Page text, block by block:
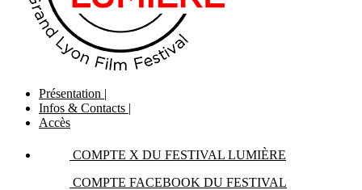
Présentation |
Infos & Contacts |
Accès
COMPTE X DU FESTIVAL LUMIÈRE
COMPTE FACEBOOK DU FESTIVAL